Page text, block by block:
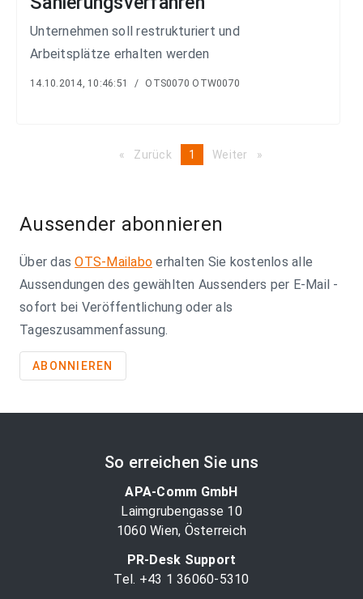
Unternehmen soll restrukturiert und
Arbeitsplätze erhalten werden
14.10.2014, 10:46:51 / OTS0070 OTW0070
Zurück pageYou're
1 Weiter page
Aussender abonnieren
Über dasOTS-Mailabo erhalten Sie kostenlos alle
Aussendungen des gewählten Aussenders per E-Mail -
sofort bei Veröffentlichung oder als
Tageszusammenfassung.
ABONNIEREN
So erreichen Sie uns
APA-Comm GmbH
Laimgrubengasse 10
1060 Wien, Österreich
PR-Desk Support
Tel. +43 1 36060-5310